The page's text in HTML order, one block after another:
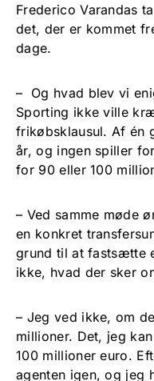
Frederico Varandas
det, der er kommet
dage.
– Og hvad blev vi
Sporting ikke ville
frikøbsklausul. Af én
år, og ingen spiller
for 90 eller 100
– Ved samme møde
en konkret
grund til at fastsætte
ikke, hvad der sker
– Jeg ved ikke, om
millioner. Det, jeg
100 millioner euro.
agenten igen, og jeg